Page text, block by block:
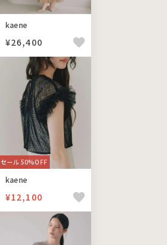
kaene
¥26,400
セール 50%OFF
kaene
¥12,100